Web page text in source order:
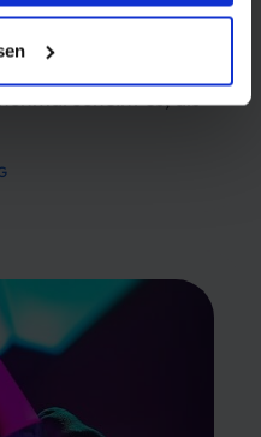
Kundenkontakt
scheint es, als
kleinen Land